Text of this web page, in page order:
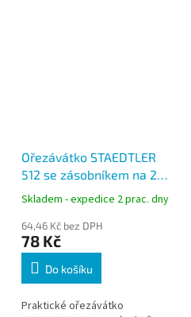
Ořezávátko STAEDTLER
512 se zásobníkem na 2
tužky
Skladem - expedice 2 prac. dny
64,46 Kč bez DPH
78 Kč
Do košíku
Praktické ořezávátko